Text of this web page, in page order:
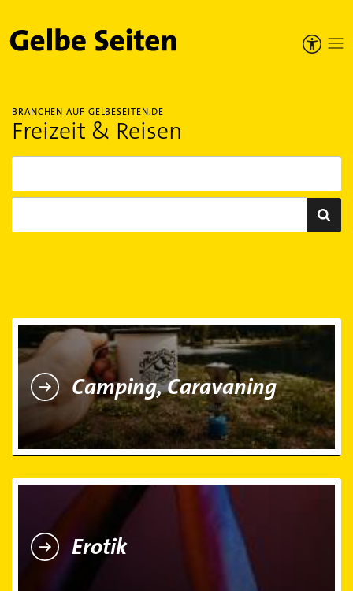
Gelbe Seiten
BRANCHEN AUF GELBESEITEN.DE
Freizeit & Reisen
Camping, Caravaning
Camping, Caravaning
Erotik